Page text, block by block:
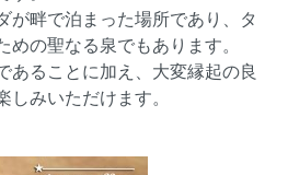
が畔で泊まった場所であり、タ
の聖なる泉でもあります。
あることに加え、大変縁起の良
みいただけます。